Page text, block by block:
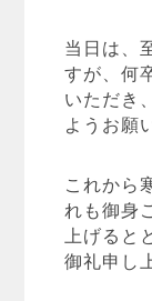
当日は、
すが、何
いただき
ようお願
これから
れも御身
上げると
御礼申し